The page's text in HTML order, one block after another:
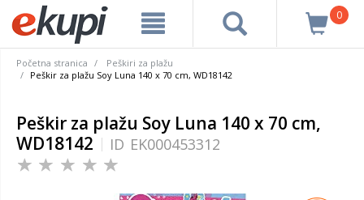
0
Početna stranica
Peškiri za plažu
Peškir za plažu Soy Luna 140 x 70 cm, WD18142
Peškir za plažu Soy Luna 140 x 70 cm,
WD18142
ID EK000453312